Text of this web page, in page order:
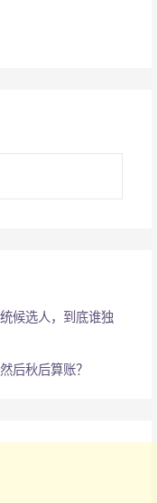
候选人，到底谁独
后秋后算账？